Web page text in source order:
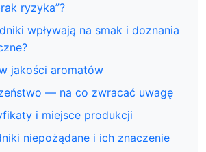
ryzyka”?
wpływają na smak i doznania
jakości aromatów
— na co zwracać uwagę
i miejsce produkcji
niepożądane i ich znaczenie